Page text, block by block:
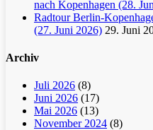
nach Kopenhagen (28.
Radtour Berlin-
(27. Juni 2026) 29. Juni
Archiv
Juli 2026 (8)
Juni 2026 (17)
Mai 2026 (13)
November 2024 (8)